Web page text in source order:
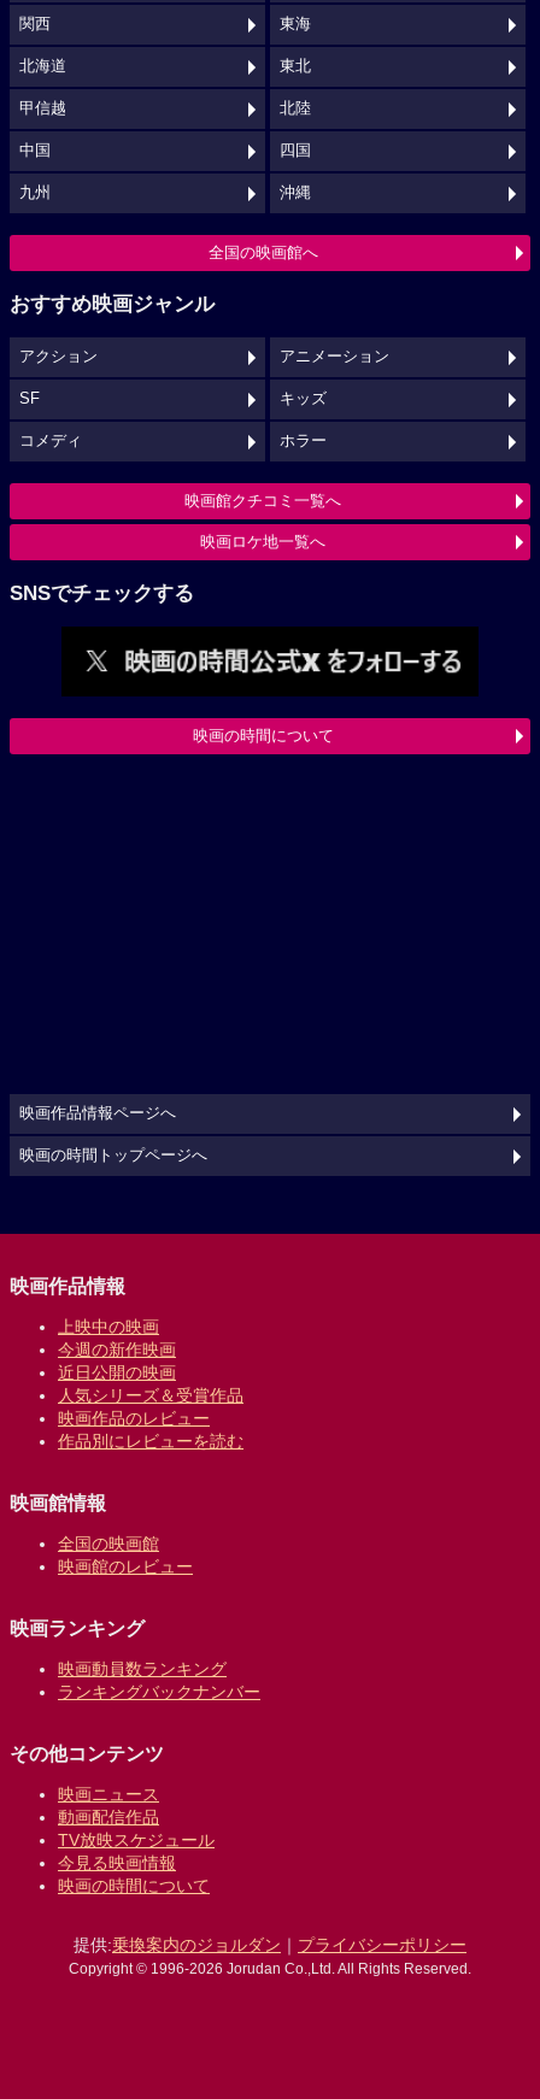
関西 東海
北海道 東北
甲信越 北陸
中国 四国
九州 沖縄
全国の映画館へ
おすすめ映画ジャンル
アクション アニメーション
SF キッズ
コメディ ホラー
映画館クチコミ一覧へ
映画ロケ地一覧へ
SNSでチェックする
映画の時間について
映画作品情報ページへ
映画の時間トップページへ
映画作品情報
上映中の映画
今週の新作映画
近日公開の映画
人気シリーズ＆受賞作品
映画作品のレビュー
作品別にレビューを読む
映画館情報
全国の映画館
映画館のレビュー
映画ランキング
映画動員数ランキング
ランキングバックナンバー
その他コンテンツ
映画ニュース
動画配信作品
TV放映スケジュール
今見る映画情報
映画の時間について
提供:乗換案内のジョルダン ｜ プライバシーポリシー
Copyright © 1996-2026 Jorudan Co.,Ltd. All Rights Reserved.